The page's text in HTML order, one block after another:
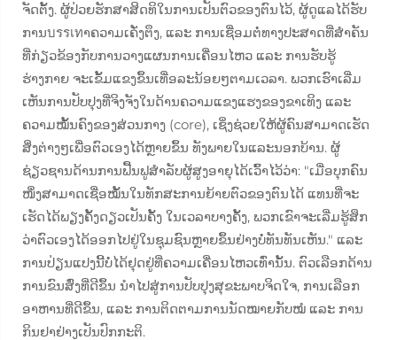
ຈັດຕັ້ງ. ຜູ້ປ່ວຍຮັກສາສິດທິໃນການເປັນຕົວຂອງຕົນໄວ້, ຜູ້ດູແລໄດ້ຮັບ
ການบรรเทາຄວາມເຄັ່ງຕຶງ, ແລະ ການເຊື່ອມຕໍ່ທາງປະສາດທີ່ສຳຄັນ
ທີ່ກ່ຽວຂ້ອງກັບການວາງແຜນການເຄື່ອນໄຫວ ແລະ ການຮັບຮູ້
ຮ່າງກາຍ ຈະເຂັ້ມແຂງຂຶ້ນເທື່ອລະນ້ອຍໆຕາມເວລາ. ພວກເຮົາເລີ່ມ
ເຫັນການປັບປຸງທີ່ຈິງຈັງໃນດ້ານຄວາມແຂງແຮງຂອງຂາເທິງ ແລະ
ຄວາມໝັ້ນຄົງຂອງສ່ວນກາງ (core), ເຊິ່ງຊ່ວຍໃຫ້ຜູ້ຄົນສາມາດເຮັດ
ສິ່ງຕ່າງໆເພື່ອຕົວເອງໄດ້ຫຼາຍຂຶ້ນ ທັງພາຍໃນແລະນອກບ້ານ. ຜູ້
ຊ່ຽວຊານດ້ານການຟື້ນຟູສຳລັບຜູ້ສູງອາຍຸໄດ້ເວົ້າໄວ້ວ່າ: "ເມື່ອບຸກຄົນ
ໜຶ່ງສາມາດເຊື່ອໝັ້ນໃນທັກສະການຍ້າຍຕົວຂອງຕົນໄດ້ ແທນທີ່ຈະ
ເຮັດໄດ້ພຽງຄັ້ງດຽວເປັນຄັ້ງ ໃນເວລາບາງຄັ້ງ, ພວກເຂົາຈະເລີ່ມຮູ້ສຶກ
ວ່າຕົວເອງໄດ້ອອກໄປຢູ່ໃນຊຸມຊົນຫຼາຍຂຶ້ນຢ່າງບໍ່ທັນທັນເຫັນ." ແລະ
ການປ່ຽນແປງນີ້ບໍ່ໄດ້ຢຸດຢູ່ທີ່ຄວາມເຄື່ອນໄຫວເທົ່ານັ້ນ. ຕົວເລືອກດ້ານ
ການຂົນສົ່ງທີ່ດີຂຶ້ນ ນຳໄປສູ່ການປັບປຸງສຸຂະພາບຈິດໃຈ, ການເລືອກ
ອາຫານທີ່ດີຂຶ້ນ, ແລະ ການຕິດຕາມການນັດໝາຍກັບໝໍ ແລະ ການ
ກິນຢາຢ່າງເປັນປົກກະຕິ.